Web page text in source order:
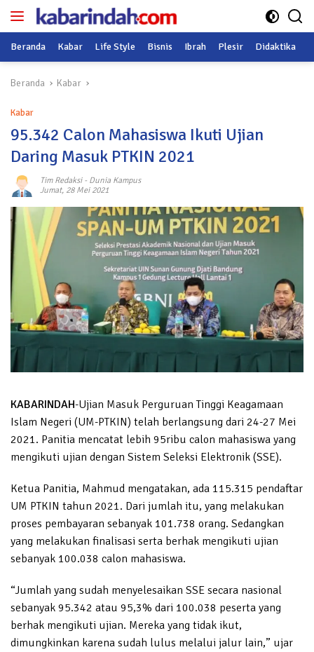
Langsung
Beranda Kabar Life Style Bisnis Ibrah Plesir Didaktika
Beranda Kabar
Kabar
95.342 Calon Mahasiswa Ikuti Ujian
Daring Masuk PTKIN 2021
Tim Redaksi- Dunia Kampus
Jumat, 28 Mei 2021
KABARINDAH-Ujian Masuk Perguruan Tinggi Keagamaan
Islam Negeri (UM-PTKIN) telah berlangsung dari 24-27 Mei
2021. Panitia mencatat lebih 95ribu calon mahasiswa yang
mengikuti ujian dengan Sistem Seleksi Elektronik (SSE).
Ketua Panitia, Mahmud mengatakan, ada 115.315 pendaftar
UM PTKIN tahun 2021. Dari jumlah itu, yang melakukan
proses pembayaran sebanyak 101.738 orang. Sedangkan
yang melakukan finalisasi serta berhak mengikuti ujian
sebanyak 100.038 calon mahasiswa.
“Jumlah yang sudah menyelesaikan SSE secara nasional
sebanyak 95.342 atau 95,3% dari 100.038 peserta yang
berhak mengikuti ujian. Mereka yang tidak ikut,
dimungkinkan karena sudah lulus melalui jalur lain,” ujar